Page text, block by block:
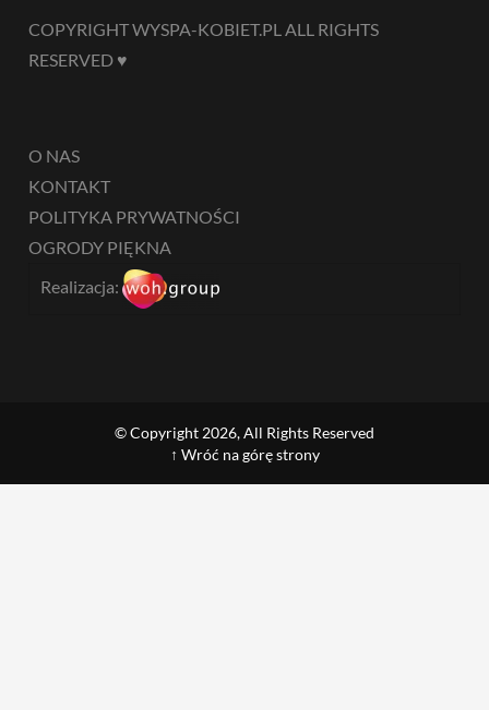
COPYRIGHT WYSPA-KOBIET.PL ALL RIGHTS
RESERVED ♥
O NAS
KONTAKT
POLITYKA PRYWATNOŚCI
OGRODY PIĘKNA
Realizacja:
© Copyright 2026, All Rights Reserved
↑ Wróć na górę strony